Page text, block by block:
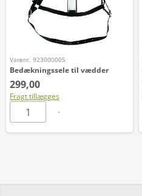
Varenr. 923000005
Bedækningssele til vædder
299,00
Fragt tillægges